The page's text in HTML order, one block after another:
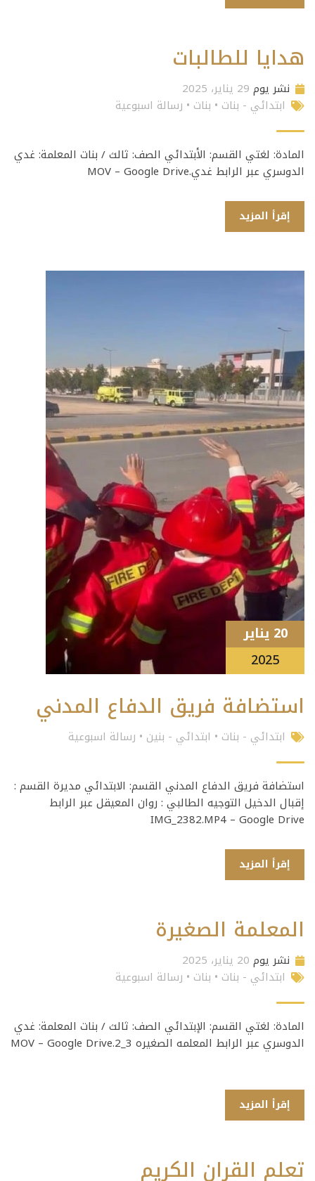
هدايا للطالبات
نشر يوم 29 يناير، 2025
ابتدائي - بنات • بنات • رسالة اسبوعية
المادة: لغتي القسم: الأبتدائي الصف: ثالث / بنات المعلمة: غدي
الدوسري عبر الرابط غدي.MOV – Google Drive
إقرأ المزيد
20 يناير
2025
استضافة فريق الدفاع المدني
ابتدائي - بنات • ابتدائي - بنين • رسالة اسبوعية
استضافة فريق الدفاع المدني القسم: الابتدائي مديرة القسم :
إقبال الدخيل التوجيه الطالبي : روان المعيقل عبر الرابط
IMG_2382.MP4 – Google Drive
إقرأ المزيد
المعلمة الصغيرة
نشر يوم 20 يناير، 2025
ابتدائي - بنات • بنات • رسالة اسبوعية
المادة: لغتي القسم: الإبتدائي الصف: ثالث / بنات المعلمة: غدي
الدوسري عبر الرابط المعلمه الصغيره 3_2.MOV – Google Drive
إقرأ المزيد
تعلم القران الكريم